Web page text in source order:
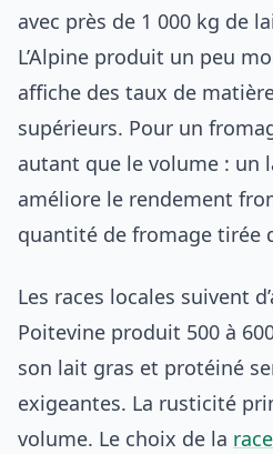
avec près de 1 000 kg de
L’Alpine produit un peu
affiche des taux de
supérieurs. Pour un
autant que le volume : un
améliore le rendement
quantité de fromage tirée
Les races locales suivent
Poitevine produit 500 à
son lait gras et protéiné
exigeantes. La rusticité
volume. Le choix de la